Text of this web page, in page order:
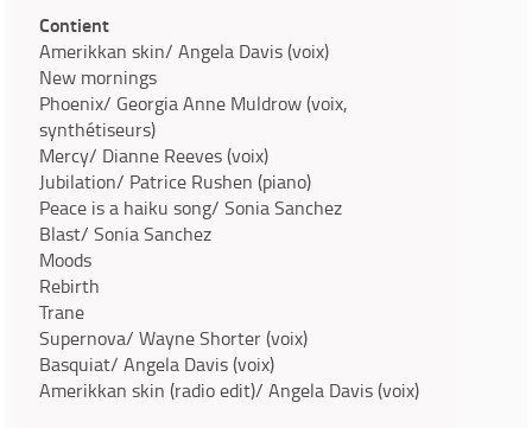
Contient
Amerikkan skin/ Angela Davis (voix)
New mornings
Phoenix/ Georgia Anne Muldrow (voix,
synthétiseurs)
Mercy/ Dianne Reeves (voix)
Jubilation/ Patrice Rushen (piano)
Peace is a haiku song/ Sonia Sanchez
Blast/ Sonia Sanchez
Moods
Rebirth
Trane
Supernova/ Wayne Shorter (voix)
Basquiat/ Angela Davis (voix)
Amerikkan skin (radio edit)/ Angela Davis (voix)